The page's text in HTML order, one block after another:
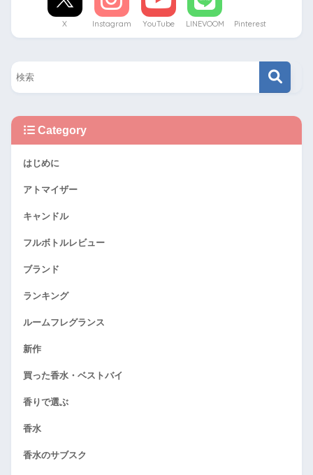
X Instagram YouTube LINEVOOM Pinterest
Category
はじめに
アトマイザー
キャンドル
フルボトルレビュー
ブランド
ランキング
ルームフレグランス
新作
買った香水・ベストバイ
香りで選ぶ
香水
香水のサブスク